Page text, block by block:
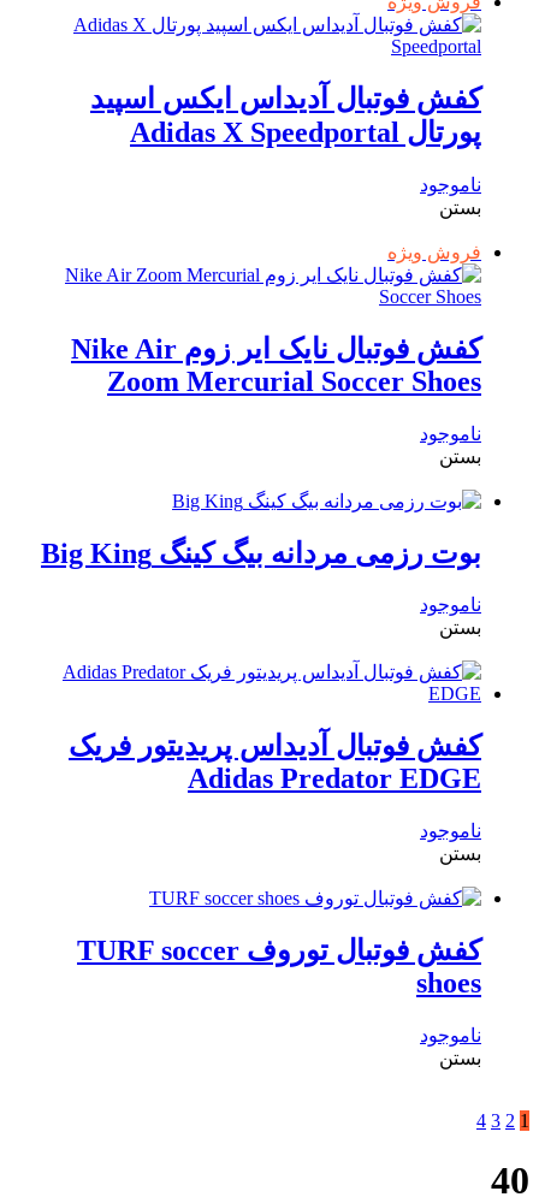
کفش فوتبال آدیداس ایکس اسپید
پورتال Adidas X Speedportal
ناموجود
بستن
فروش ویژه
کفش فوتبال نایک ایر زوم Nike Air
Zoom Mercurial Soccer Shoes
ناموجود
بستن
بوت رزمی مردانه بیگ کینگ Big King
ناموجود
بستن
کفش فوتبال آدیداس پریدیتور فریک
Adidas Predator EDGE
ناموجود
بستن
کفش فوتبال توروف TURF soccer
shoes
ناموجود
بستن
1
2
3
4
40